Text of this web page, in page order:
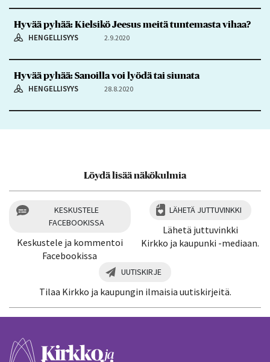
Hyvää pyhää: Kielsikö Jeesus meitä tuntemasta vihaa?
HENGELLISYYS 2.9.2020
Hyvää pyhää: Sanoilla voi lyödä tai siunata
HENGELLISYYS 28.8.2020
Löydä lisää näkökulmia
KESKUSTELE
FACEBOOKISSA
Keskustele ja kommentoi
Facebookissa
LÄHETÄ JUTTUVINKKI
Lähetä juttuvinkki
Kirkko ja kaupunki -mediaan.
UUTISKIRJE
Tilaa Kirkko ja kaupungin ilmaisia uutiskirjeitä.